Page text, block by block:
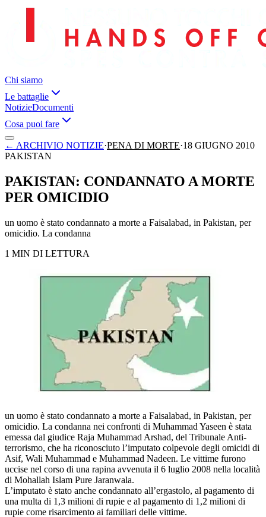
Chi siamo
Le battaglie
NotizieDocumenti
Cosa puoi fare
← ARCHIVIO NOTIZIE·PENA DI MORTE·18 GIUGNO 2010
PAKISTAN
PAKISTAN: CONDANNATO A MORTE
PER OMICIDIO
un uomo è stato condannato a morte a Faisalabad, in Pakistan, per
omicidio. La condanna
1 MIN DI LETTURA
un uomo è stato condannato a morte a Faisalabad, in Pakistan, per
omicidio. La condanna nei confronti di Muhammad Yaseen è stata
emessa dal giudice Raja Muhammad Arshad, del Tribunale Anti-
terrorismo, che ha riconosciuto l’imputato colpevole degli omicidi di
Asif, Wali Muhammad e Muhammad Nadeen. Le vittime furono
uccise nel corso di una rapina avvenuta il 6 luglio 2008 nella località
di Mohallah Islam Pure Jaranwala.
L’imputato è stato anche condannato all’ergastolo, al pagamento di
una multa di 1,3 milioni di rupie e al pagamento di 1,2 milioni di
rupie come risarcimento ai familiari delle vittime.